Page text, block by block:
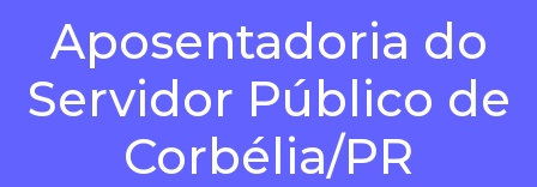
Aposentadoria do
Servidor Público de
Corbélia/PR